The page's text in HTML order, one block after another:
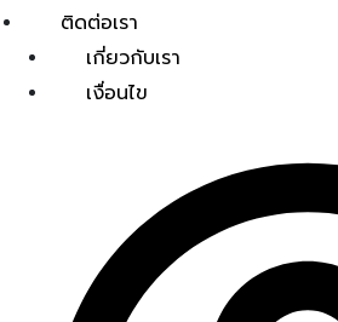
ติดต่อเรา
เกี่ยวกับเรา
เงื่อนไข